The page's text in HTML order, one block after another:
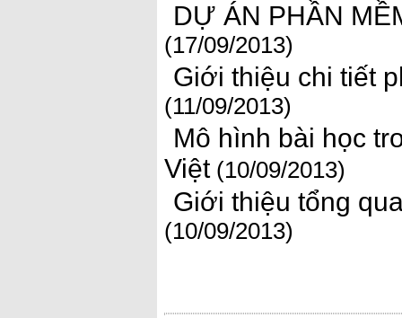
DỰ ÁN PHẦN
(17/09/2013)
Giới thiệu chi tiết
(11/09/2013)
Mô hình bài học
Việt(10/09/2013)
Giới thiệu tổng
(10/09/2013)